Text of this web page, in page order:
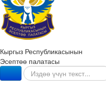
Кыргыз Республикасынын
Эсептөө палатасы